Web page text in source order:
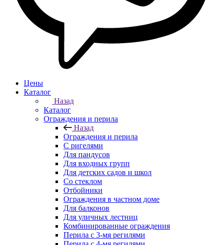
Цены
Каталог
Назад
Каталог
Ограждения и перила
Назад
Ограждения и перила
С ригелями
Для пандусов
Для входных групп
Для детских садов и школ
Со стеклом
Отбойники
Ограждения в частном доме
Для балконов
Для уличных лестниц
Комбинированные ограждения
Перила с 3-мя регилями